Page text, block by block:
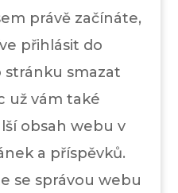
právě začínáte,
přihlásit do
stránku smazat
už vám také
obsah webu v
a příspěvků.
se správou webu